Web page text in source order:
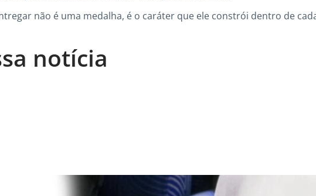
não é uma medalha, é o caráter que ele constrói dentro de
notícia